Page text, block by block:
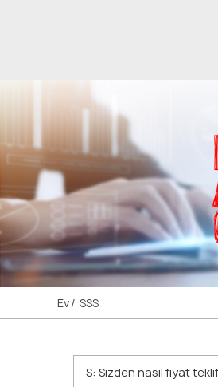
Ev SSS
S: Sizden nasıl fiyat